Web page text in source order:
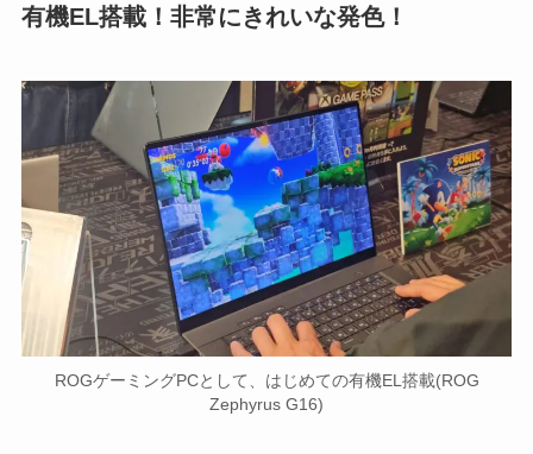
有機EL搭載！非常にきれいな発色！
ROGゲーミングPCとして、はじめての有機EL搭載(ROG
Zephyrus G16)